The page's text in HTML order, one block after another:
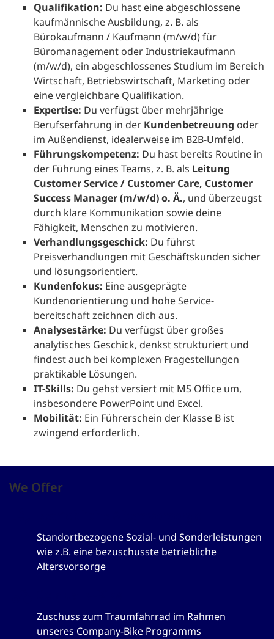
Qualifikation: Du hast eine abgeschlossene
kaufmännische Ausbildung, z. B. als
Bürokaufmann / Kaufmann (m/w/d) für
Büromanagement oder Industriekaufmann
(m/w/d), ein abgeschlossenes Studium im Bereich
Wirtschaft, Betriebswirtschaft, Marketing oder
eine vergleichbare Qualifikation.
Expertise: Du verfügst über mehrjährige
Berufserfahrung in der Kundenbetreuung oder
im Außendienst, idealerweise im B2B-Umfeld.
Führungskompetenz: Du hast bereits Routine in
der Führung eines Teams, z. B. als Leitung
Customer Service / Customer Care, Customer
Success Manager (m/w/d) o. Ä., und überzeugst
durch klare Kommunikation sowie deine
Fähigkeit, Menschen zu motivieren.
Verhandlungsgeschick: Du führst
Preisverhandlungen mit Geschäftskunden sicher
und lösungsorientiert.
Kundenfokus: Eine ausgeprägte
Kundenorientierung und hohe Service­
bereitschaft zeichnen dich aus.
Analysestärke: Du verfügst über großes
analytisches Geschick, denkst strukturiert und
findest auch bei komplexen Fragestellungen
praktikable Lösungen.
IT-Skills: Du gehst versiert mit MS Office um,
insbesondere PowerPoint und Excel.
Mobilität: Ein Führerschein der Klasse B ist
zwingend erforderlich.
We Offer
Standortbezogene Sozial- und Sonderleistungen
wie z.B. eine bezuschusste betriebliche
Altersvorsorge
Zuschuss zum Traumfahrrad im Rahmen
unseres Company-Bike Programms